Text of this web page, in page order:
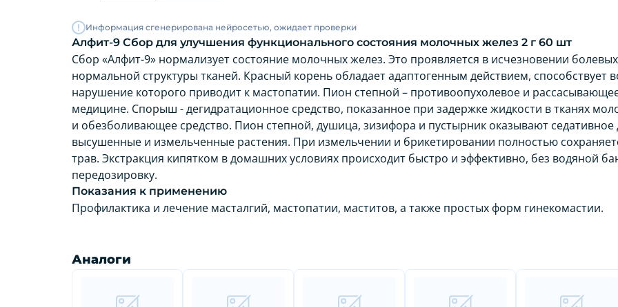
Информация сгенерирована нейросетью, ожидает проверки
Алфит-9 Сбор для улучшения функционального состояния молочных желез 2 г 60 шт
Сбор «Алфит-9» нормализует состояние молочных желез. Это проявляется в исчезновении
нормальной структуры тканей. Красный корень обладает адаптогенным действием, способствует
нарушение которого приводит к мастопатии. Пион степной – противоопухолевое и
медицине. Спорыш - дегидратационное средство, показанное при задержке жидкости в тканях
и обезболивающее средство. Пион степной, душица, зизифора и пустырник оказывают
высушенные и измельченные растения. При измельчении и брикетировании полностью
трав. Экстракция кипятком в домашних условиях происходит быстро и эффективно, без водяной
передозировку.
Показания к применению
Профилактика и лечение масталгий, мастопатии, маститов, а также простых форм гинекомастии.
Аналоги